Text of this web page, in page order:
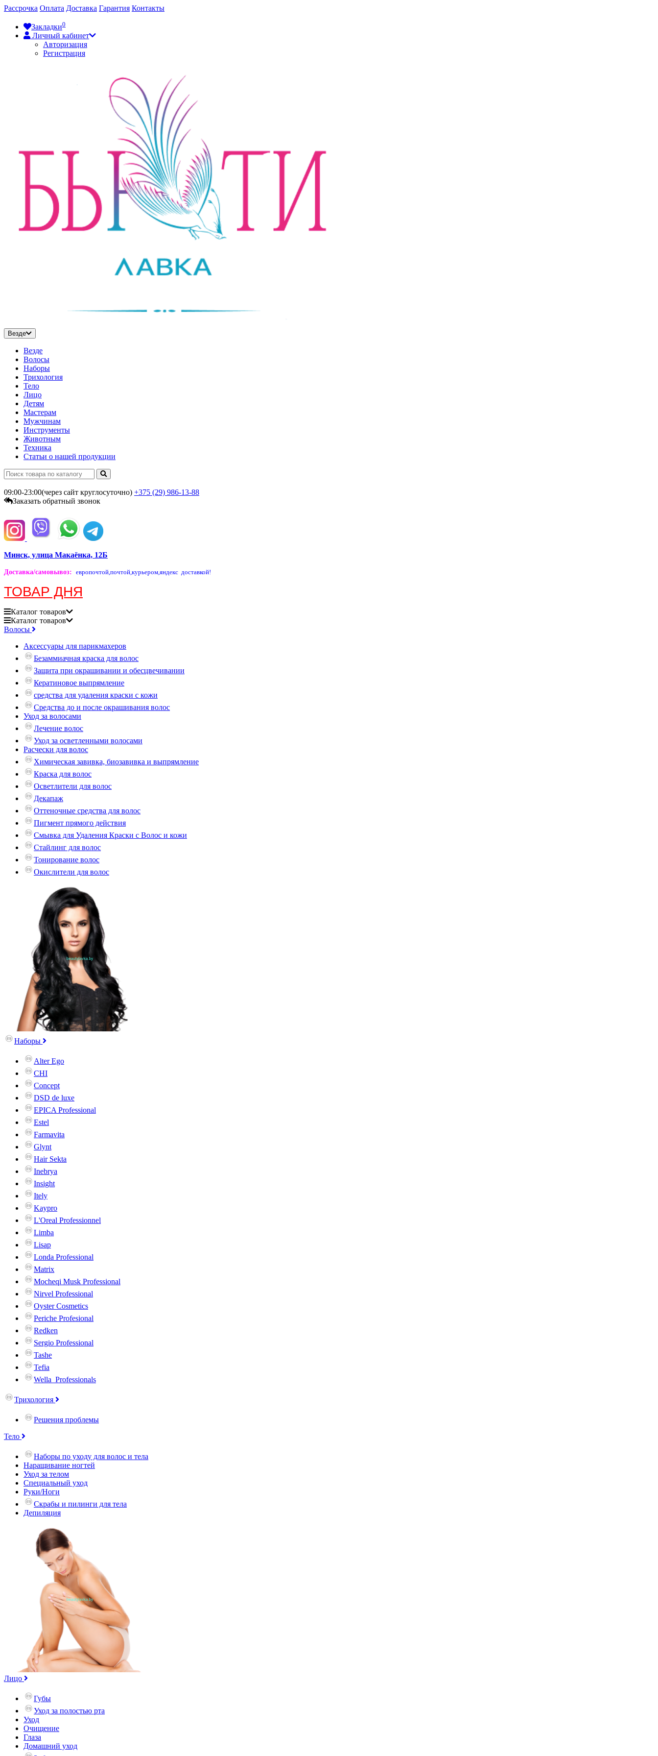
Рассрочка Оплата Доставка Гарантия Контакты
Закладки0
Личный кабинет
Авторизация
Регистрация
Везде
Везде
Волосы
Наборы
Трихология
Тело
Лицо
Детям
Мастерам
Мужчинам
Инструменты
Животным
Техника
Статьи о нашей продукции
09:00-23:00(через сайт круглосуточно) +375 (29) 986-13-88
Заказать обратный звонок
Минск, улица Макаёнка, 12Б
Доставка/самовывоз: европочтой,почтой,курьером,яндекс доставкой!
ТОВАР ДНЯ
Каталог товаров
Каталог товаров
Волосы
Аксессуары для парикмахеров
Безаммиачная краска для волос
Защита при окрашивании и обесцвечивании
Кератиновое выпрямление
средства для удаления краски с кожи
Средства до и после окрашивания волос
Уход за волосами
Лечение волос
Уход за осветленными волосами
Расчески для волос
Химическая завивка, биозавивка и выпрямление
Краска для волос
Осветлители для волос
Декапаж
Оттеночные средства для волос
Пигмент прямого действия
Смывка для Удаления Краски с Волос и кожи
Стайлинг для волос
Тонирование волос
Окислители для волос
Наборы
Alter Ego
CHI
Concept
DSD de luxe
EPICA Professional
Estel
Farmavita
Glynt
Hair Sekta
Inebrya
Insight
Itely
Kaypro
L'Oreal Professionnel
Limba
Lisap
Londa Professional
Matrix
Mocheqi Musk Professional
Nirvel Professional
Oyster Cosmetics
Periche Profesional
Redken
Sergio Professional
Tashe
Tefia
Wella_Professionals
Трихология
Решения проблемы
Тело
Наборы по уходу для волос и тела
Наращивание ногтей
Уход за телом
Специальный уход
Руки/Ноги
Скрабы и пилинги для тела
Депиляция
Лицо
Губы
Уход за полостью рта
Уход
Очищение
Глаза
Домашний уход